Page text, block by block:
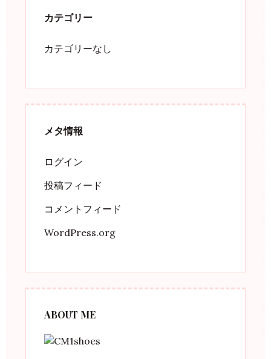
カテゴリー
カテゴリーなし
メタ情報
ログイン
投稿フィード
コメントフィード
WordPress.org
ABOUT ME